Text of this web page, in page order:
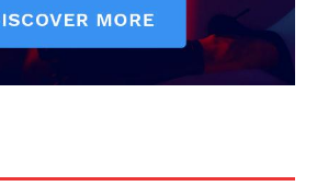
E-BÜLTENE ÜYE OL